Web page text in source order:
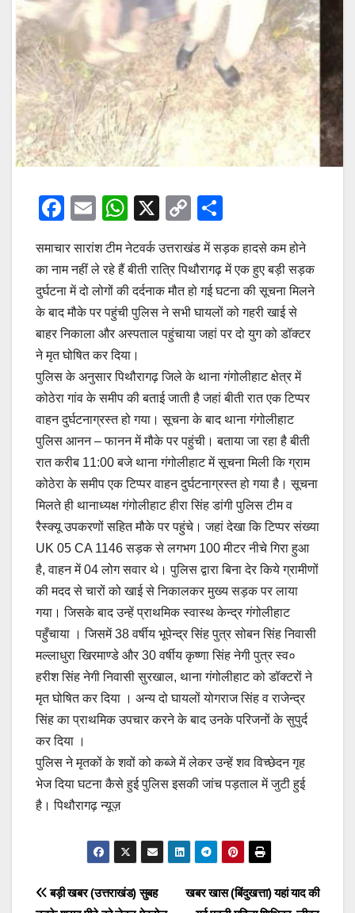
F
c
e
b
o
o
k
E
m
ail
W
h
at
s
A
p
p
X
C
o
p
y
Li
n
ar
e
समाचार सारांश टीम नेटवर्क उत्तराखंड में सड़क हादसे कम होने
का नाम नहीं ले रहे हैं बीती रात्रि पिथौरागढ़ में एक हुए बड़ी सड़क
दुर्घटना में दो लोगों की दर्दनाक मौत हो गई घटना की सूचना मिलने
के बाद मौके पर पहुंची पुलिस ने सभी घायलों को गहरी खाई से
बाहर निकाला और अस्पताल पहुंचाया जहां पर दो युग को डॉक्टर
ने मृत घोषित कर दिया।
पुलिस के अनुसार पिथौरागढ़ जिले के थाना गंगोलीहाट क्षेत्र में
कोठेरा गांव के समीप की बताई जाती है जहां बीती रात एक टिप्पर
वाहन दुर्घटनाग्रस्त हो गया। सूचना के बाद थाना गंगोलीहाट
पुलिस आनन – फानन में मौके पर पहुंची। बताया जा रहा है बीती
रात करीब 11:00 बजे थाना गंगोलीहाट में सूचना मिली कि ग्राम
कोठेरा के समीप एक टिप्पर वाहन दुर्घटनाग्रस्त हो गया है। सूचना
मिलते ही थानाध्यक्ष गंगोलीहाट हीरा सिंह डांगी पुलिस टीम व
रैस्क्यू उपकरणों सहित मौके पर पहुंचे। जहां देखा कि टिप्पर संख्या
UK 05 CA 1146 सड़क से लगभग 100 मीटर नीचे गिरा हुआ
है, वाहन में 04 लोग सवार थे। पुलिस द्वारा बिना देर किये ग्रामीणों
की मदद से चारों को खाई से निकालकर मुख्य सड़क पर लाया
गया। जिसके बाद उन्हें प्राथमिक स्वास्थ केन्द्र गंगोलीहाट
पहुँचाया । जिसमें 38 वर्षीय भूपेन्द्र सिंह पुत्र सोबन सिंह निवासी
मल्लाधुरा खिरमाण्डे और 30 वर्षीय कृष्णा सिंह नेगी पुत्र स्व०
हरीश सिंह नेगी निवासी सुरखाल, थाना गंगोलीहाट को डॉक्टरों ने
मृत घोषित कर दिया । अन्य दो घायलों योगराज सिंह व राजेन्द्र
सिंह का प्राथमिक उपचार करने के बाद उनके परिजनों के सुपुर्द
कर दिया ।
पुलिस ने मृतकों के शवों को कब्जे में लेकर उन्हें शव विच्छेदन गृह
भेज दिया घटना कैसे हुई पुलिस इसकी जांच पड़ताल में जुटी हुई
है। पिथौरागढ़ न्यूज़
Post
खबर खास (बिंदुखत्ता) यहां याद की
बड़ी खबर (उत्तराखंड) सुबह